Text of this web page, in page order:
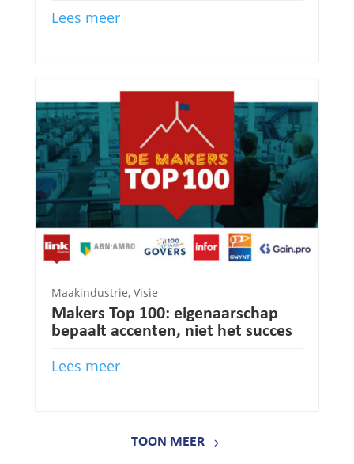
Lees meer
Maakindustrie, Visie
Makers Top 100: eigenaarschap
bepaalt accenten, niet het succes
Lees meer
TOON MEER